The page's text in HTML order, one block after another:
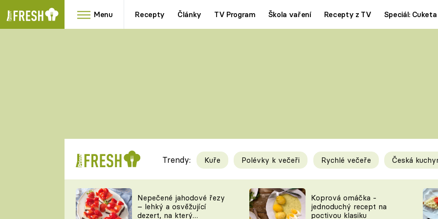
Menu Recepty Články TV Program Škola vaření Recepty z TV Speciál: Cuketa
RYCHLOVKY
Videorecepty
TEĎ VAŘÍ ŠÉF!
Tipy a triky
KAM ZA JÍDLEM
Trendy: Kuře Polévky k večeři Rychlé večeře Česká
Nepečené jahodové řezy
– lehký a osvěžující
dezert, na který
Koprová omáčka -
jednoduchý recept na
poctivou klasiku